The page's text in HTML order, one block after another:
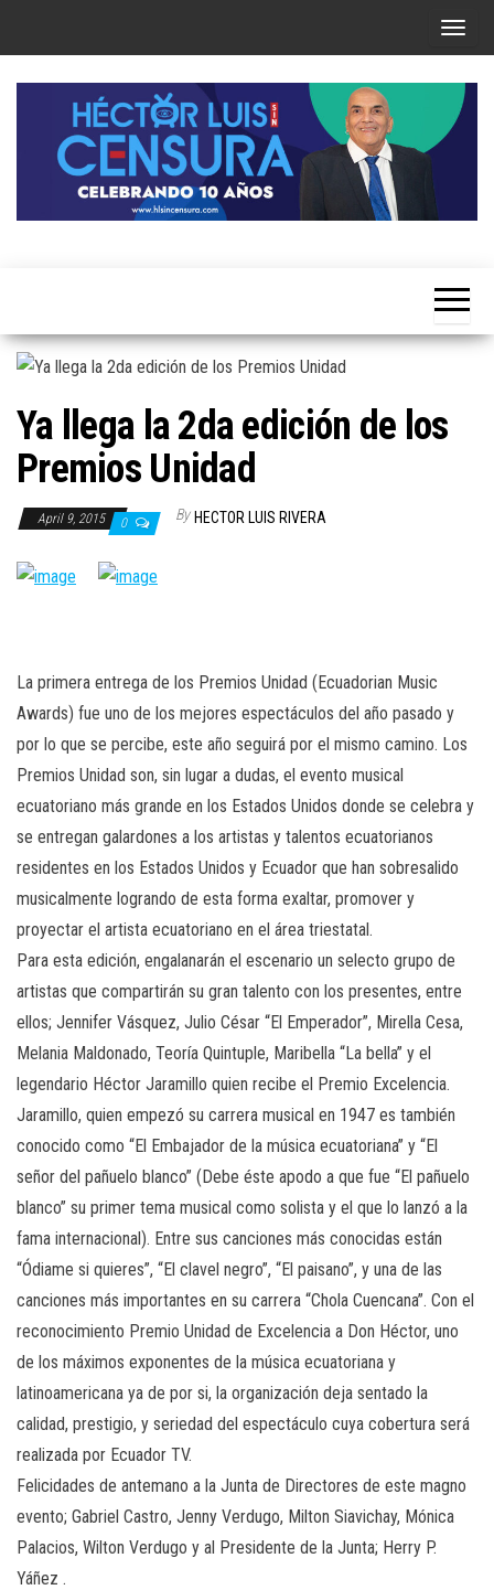
T
g
n
i
g
Ya llega la 2da edición de los
Premios Unidad
April 9, 2015 0 By HECTOR LUIS RIVERA
La primera entrega de los Premios Unidad (Ecuadorian Music
Awards) fue uno de los mejores espectáculos del año pasado y
por lo que se percibe, este año seguirá por el mismo camino. Los
Premios Unidad son, sin lugar a dudas, el evento musical
ecuatoriano más grande en los Estados Unidos donde se celebra y
se entregan galardones a los artistas y talentos ecuatorianos
residentes en los Estados Unidos y Ecuador que han sobresalido
musicalmente logrando de esta forma exaltar, promover y
proyectar el artista ecuatoriano en el área triestatal.
Para esta edición, engalanarán el escenario un selecto grupo de
artistas que compartirán su gran talento con los presentes, entre
ellos; Jennifer Vásquez, Julio César “El Emperador”, Mirella Cesa,
Melania Maldonado, Teoría Quintuple, Maribella “La bella” y el
legendario Héctor Jaramillo quien recibe el Premio Excelencia.
Jaramillo, quien empezó su carrera musical en 1947 es también
conocido como “El Embajador de la música ecuatoriana” y “El
señor del pañuelo blanco” (Debe éste apodo a que fue “El pañuelo
blanco” su primer tema musical como solista y el que lo lanzó a la
fama internacional). Entre sus canciones más conocidas están
“Ódiame si quieres”, “El clavel negro”, “El paisano”, y una de las
canciones más importantes en su carrera “Chola Cuencana”. Con el
reconocimiento Premio Unidad de Excelencia a Don Héctor, uno
de los máximos exponentes de la música ecuatoriana y
latinoamericana ya de por si, la organización deja sentado la
calidad, prestigio, y seriedad del espectáculo cuya cobertura será
realizada por Ecuador TV.
Felicidades de antemano a la Junta de Directores de este magno
evento; Gabriel Castro, Jenny Verdugo, Milton Siavichay, Mónica
Palacios, Wilton Verdugo y al Presidente de la Junta; Herry P.
Yáñez .